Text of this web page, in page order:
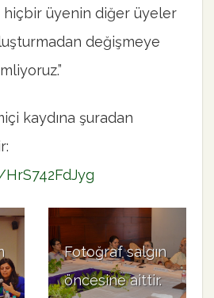
hiçbir üyenin diğer üyeler
değişmeye
kaydına şuradan
Fotoğraf salgın
öncesine aittir.